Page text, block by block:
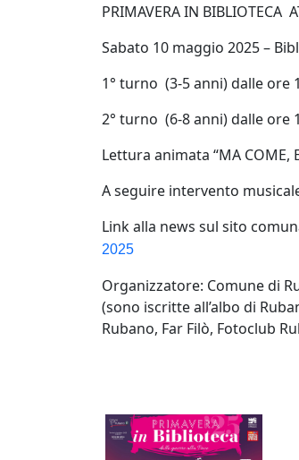
PRIMAVERA IN BIBLIOTECA
Sabato 10 maggio 2025 –
1° turno (3-5 anni) dalle ore
2° turno (6-8 anni) dalle ore
Lettura animata “MA COME,
A seguire intervento
Link alla news sul sito
2025
Organizzatore: Comune di
(sono iscritte all’albo di
Rubano, Far Filò, Fotoclub